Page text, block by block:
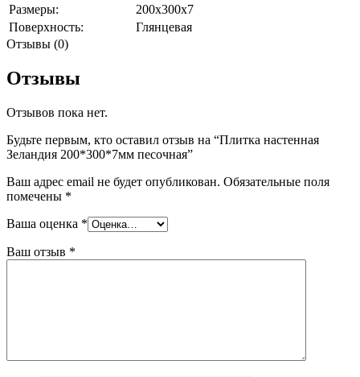
Размеры:
200х300х7
Поверхность:
Глянцевая
Отзывы (0)
Отзывы
Отзывов пока нет.
Будьте первым, кто оставил отзыв на “Плитка настенная
Зеландия 200*300*7мм песочная”
Ваш адрес email не будет опубликован. Обязательные поля
помечены *
Ваша оценка *
Ваш отзыв *